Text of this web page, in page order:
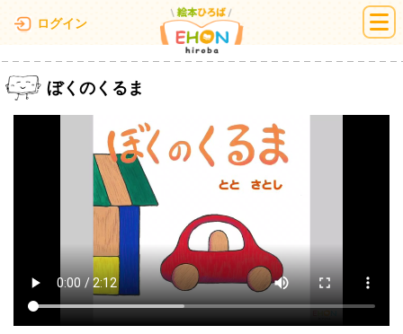
ログイン 絵本ひろば
ぼくのくるま